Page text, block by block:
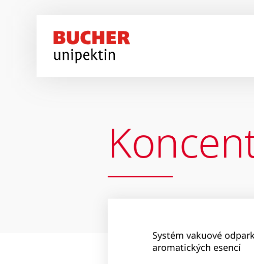
Systém vakuové
aromatických esencí